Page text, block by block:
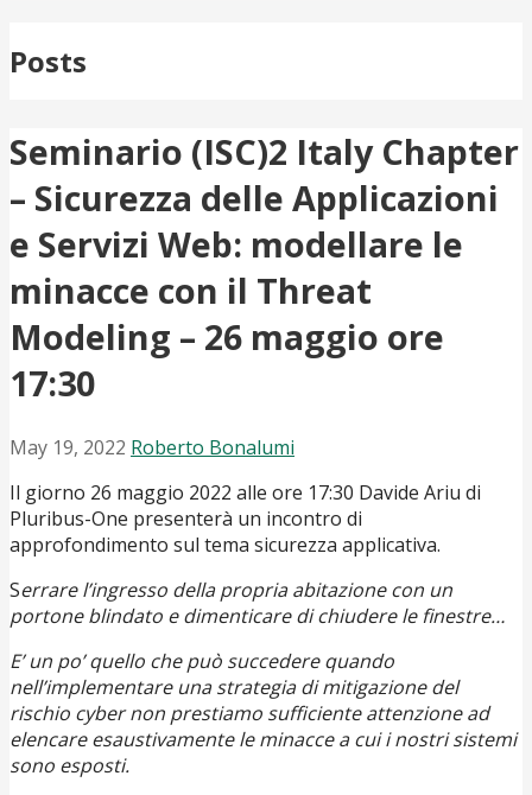
Posts
Seminario (ISC)2 Italy Chapter
– Sicurezza delle Applicazioni
e Servizi Web: modellare le
minacce con il Threat
Modeling – 26 maggio ore
17:30
May 19, 2022 Roberto Bonalumi
Il giorno 26 maggio 2022 alle ore 17:30 Davide Ariu di
Pluribus-One presenterà un incontro di
approfondimento sul tema sicurezza applicativa.
Serrare l’ingresso della propria abitazione con un
portone blindato e dimenticare di chiudere le finestre…
E’ un po’ quello che può succedere quando
nell’implementare una strategia di mitigazione del
rischio cyber non prestiamo sufficiente attenzione ad
elencare esaustivamente le minacce a cui i nostri sistemi
sono esposti.